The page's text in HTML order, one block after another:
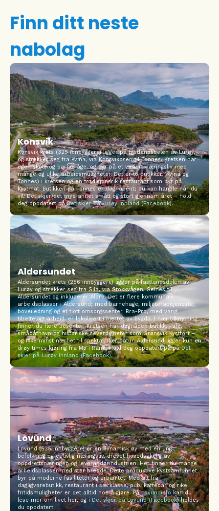
Finn ditt neste
nabolag
Konsvik
Konsvik krets (325 innbyggere) ligger på fastlandsdelen av Lurøy,
og strekker seg fra Kvina, via Konsvikosen til Tonnes. Kretsen har
egen skole og barnehage, og byr på et variert næringsliv med
mange og ulike arbeidsmuligheter. Det er to butikker (Kvina og
Tonnes) i kretsen og en tradisjonsrik restaurant som byr på
kystmat. Butikken på Tonnes er døgnåpent; du kan handle når du
vil! Det skjer det mye annet smått og stort gjennom året – hold
deg oppdatert påDet skjer på Lurøy Innland (Facebook).
Aldersundet
Aldersundet krets (256 innbyggere) ligger på fastlandsdelen av
Lurøy og strekker seg fra Sila, via Stokkvågen, Selnes til
Aldersundet og inkluderer Aldra. Det er flere kommunale
arbeidsplasser i Aldersund; med barnehage, miljøterapitjeneste,
boveiledning og et flott omsorgssenter. Bra-Pro, med varig
tilrettelagt arbeid, er lokalisert i hjertet av bygda. I nær tilknytning
finner du flere bosenter. Kretsen har døgnåpen butikk, kafe,
småbåthavn og historiske severdigheter som Grønsvik Kystfort –
og ikke minst nærhet til spektakulær natur. Aldersund ligger kun en
drøy times kjøring fra Mo i Rana. Hold deg oppdatert påpåDet
skjer på Lurøy Innland (Facebook).
Lovund
Lovund (535 innbyggere) er en dynamisk øy med en ung
befolkning og et livlig næringsliv, drevet hovedsakelig av
oppdrettsnæringen og leverandørindustrien. Her finner du mange
arbeidsplasser med stor bredde. Dette produktive kystsamfunnet
byr på moderne fasiliteter og urbanitet. Med alt fra
dagligvarebutikk, restaurant i særklasse, pub, kaffebar og rike
fritidsmuligheter er det alltid noe å gjøre. PåLovundinfokan du
lese mer om livet her, og i Det skjer på Lovund (Facebook)holdes
du oppdatert.